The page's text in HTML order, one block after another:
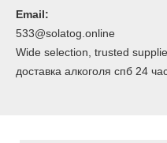
Email:
533@solatog.online
Wide selection, trusted
доставка алкоголя спб 24